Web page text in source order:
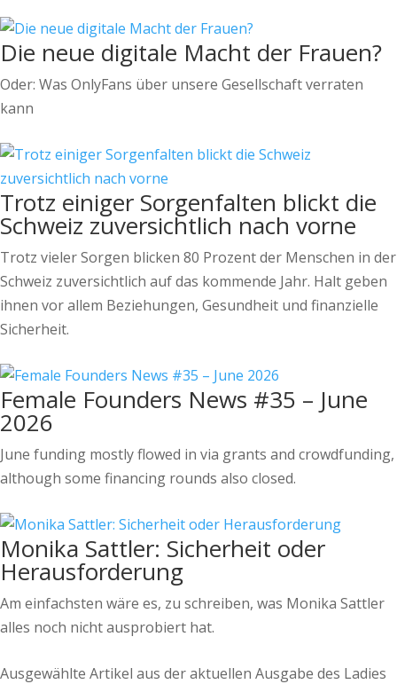
Die neue digitale Macht der Frauen?
Oder: Was OnlyFans über unsere Gesellschaft verraten
kann
Trotz einiger Sorgenfalten blickt die
Schweiz zuversichtlich nach vorne
Trotz vieler Sorgen blicken 80 Prozent der Menschen in der
Schweiz zuversichtlich auf das kommende Jahr. Halt geben
ihnen vor allem Beziehungen, Gesundheit und finanzielle
Sicherheit.
Female Founders News #35 – June
2026
June funding mostly flowed in via grants and crowdfunding,
although some financing rounds also closed.
Monika Sattler: Sicherheit oder
Herausforderung
Am einfachsten wäre es, zu schreiben, was Monika Sattler
alles noch nicht ausprobiert hat.
Ausgewählte Artikel aus der aktuellen Ausgabe des Ladies